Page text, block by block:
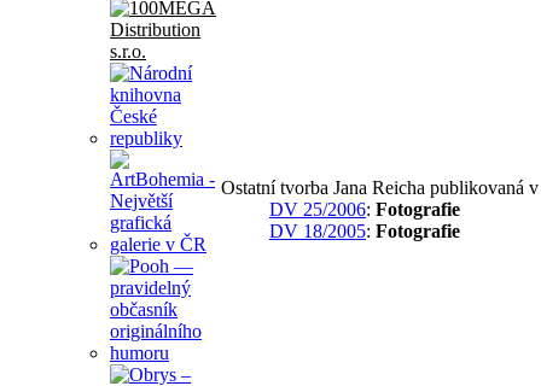
Ostatní tvorba Jana Reicha publikovaná
DV 25/2006: Fotografie
DV 18/2005: Fotografie